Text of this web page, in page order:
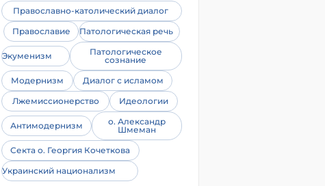
Православно-католический диалог
Православие
Патологическая речь
Экуменизм
Патологическое
сознание
Модернизм
Диалог с исламом
Лжемиссионерство
Идеологии
Антимодернизм
о. Александр
Шмеман
Секта о. Георгия Кочеткова
Украинский национализм